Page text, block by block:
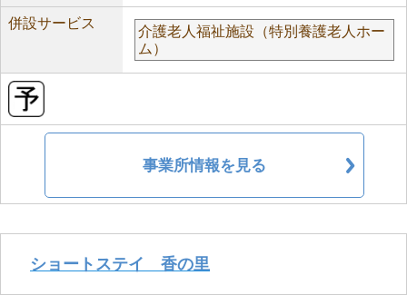
併設サービス
介護老人福祉施設（特別養護老人ホー
ム）
事業所情報を見る
ショートステイ 香の里